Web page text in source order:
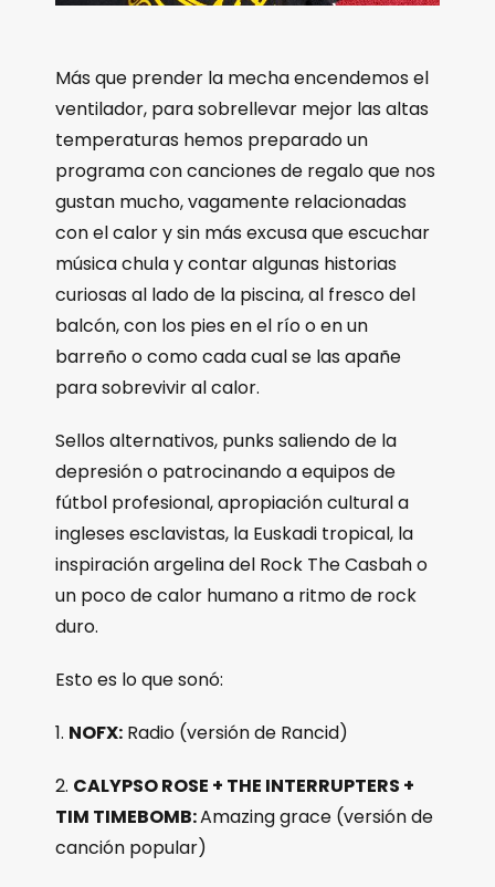
Más que prender la mecha encendemos el
ventilador, para sobrellevar mejor las altas
temperaturas hemos preparado un
programa con canciones de regalo que nos
gustan mucho, vagamente relacionadas
con el calor y sin más excusa que escuchar
música chula y contar algunas historias
curiosas al lado de la piscina, al fresco del
balcón, con los pies en el río o en un
barreño o como cada cual se las apañe
para sobrevivir al calor.
Sellos alternativos, punks saliendo de la
depresión o patrocinando a equipos de
fútbol profesional, apropiación cultural a
ingleses esclavistas, la Euskadi tropical, la
inspiración argelina del Rock The Casbah o
un poco de calor humano a ritmo de rock
duro.
Esto es lo que sonó:
1. NOFX: Radio (versión de Rancid)
2. CALYPSO ROSE + THE INTERRUPTERS +
TIM TIMEBOMB:Amazing grace (versión de
canción popular)